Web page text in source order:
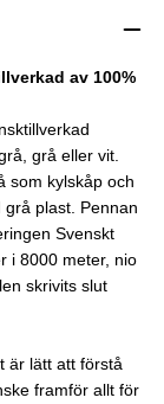
av 100%
grå eller vit.
som kylskåp och
plast. Pennan
Svenskt
i 8000 meter, nio
skrivits slut
är lätt att förstå
framför allt för